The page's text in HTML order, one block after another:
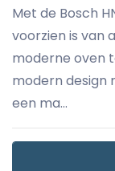
Met de Bosch
voorzien is van
moderne oven
modern design
een ma...